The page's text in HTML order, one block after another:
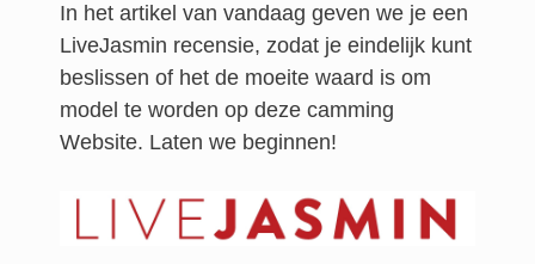
In het artikel van vandaag geven we je een
LiveJasmin recensie, zodat je eindelijk kunt
beslissen of het de moeite waard is om
model te worden op deze camming
Website. Laten we beginnen!